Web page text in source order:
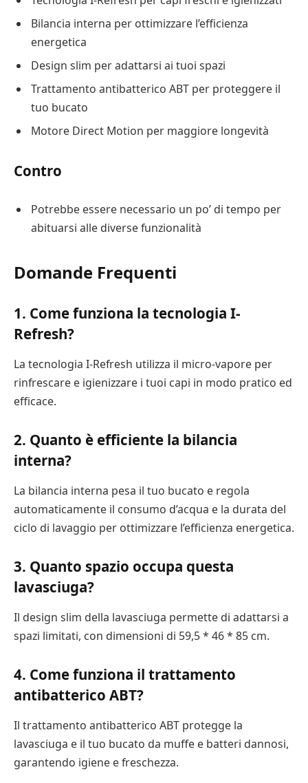
Bilancia interna per ottimizzare l’efficienza
energetica
Design slim per adattarsi ai tuoi spazi
Trattamento antibatterico ABT per proteggere il
tuo bucato
Motore Direct Motion per maggiore longevità
Contro
Potrebbe essere necessario un po’ di tempo per
abituarsi alle diverse funzionalità
Domande Frequenti
1. Come funziona la tecnologia I-
Refresh?
La tecnologia I-Refresh utilizza il micro-vapore per
rinfrescare e igienizzare i tuoi capi in modo pratico ed
efficace.
2. Quanto è efficiente la bilancia
interna?
La bilancia interna pesa il tuo bucato e regola
automaticamente il consumo d’acqua e la durata del
ciclo di lavaggio per ottimizzare l’efficienza energetica.
3. Quanto spazio occupa questa
lavasciuga?
Il design slim della lavasciuga permette di adattarsi a
spazi limitati, con dimensioni di 59,5 * 46 * 85 cm.
4. Come funziona il trattamento
antibatterico ABT?
Il trattamento antibatterico ABT protegge la
lavasciuga e il tuo bucato da muffe e batteri dannosi,
garantendo igiene e freschezza.